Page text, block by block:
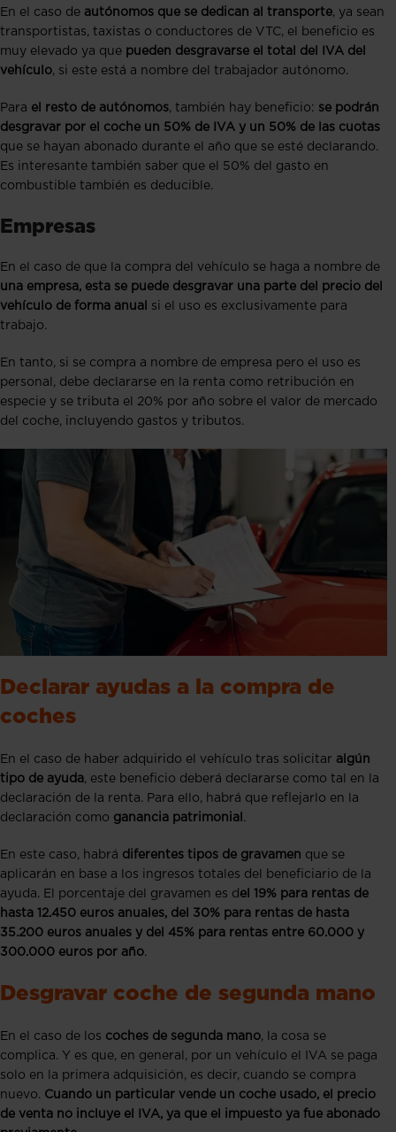
En el caso de autónomos que se dedican al transporte, ya sean
transportistas, taxistas o conductores de VTC, el beneficio es
muy elevado ya que pueden desgravarse el total del IVA del
vehículo, si este está a nombre del trabajador autónomo.
Para el resto de autónomos, también hay beneficio: se podrán
desgravar por el coche un 50% de IVA y un 50% de las cuotas
que se hayan abonado durante el año que se esté declarando.
Es interesante también saber que el 50% del gasto en
combustible también es deducible.
Empresas
En el caso de que la compra del vehículo se haga a nombre de
una empresa, esta se puede desgravar una parte del precio del
vehículo de forma anual si el uso es exclusivamente para
trabajo.
En tanto, si se compra a nombre de empresa pero el uso es
personal, debe declararse en la renta como retribución en
especie y se tributa el 20% por año sobre el valor de mercado
del coche, incluyendo gastos y tributos.
Declarar ayudas a la compra de
coches
En el caso de haber adquirido el vehículo tras solicitar algún
tipo de ayuda, este beneficio deberá declararse como tal en la
declaración de la renta. Para ello, habrá que reflejarlo en la
declaración como ganancia patrimonial .
En este caso, habrá diferentes tipos de gravamen que se
aplicarán en base a los ingresos totales del beneficiario de la
ayuda. El porcentaje del gravamen es d el 19% para rentas de
hasta 12.450 euros anuales, del 30% para rentas de hasta
35.200 euros anuales y del 45% para rentas entre 60.000 y
300.000 euros por año.
Desgravar coche de segunda mano
En el caso de los coches de segunda mano, la cosa se
complica. Y es que, en general, por un vehículo el IVA se paga
solo en la primera adquisición, es decir, cuando se compra
nuevo. Cuando un particular vende un coche usado, el precio
de venta no incluye el IVA, ya que el impuesto ya fue abonado